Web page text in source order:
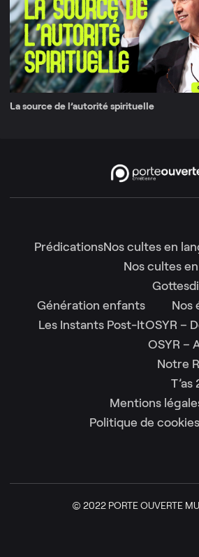
La source de l’autorité spirituelle
PrédicationsNos cultes en
Nos cultes
Génération enfants
Les Instants Post-It
Nos
OSYR –
OSYR –
Notre
Mentions
Politique de cookies
© 2022 PORTE OUVERTE